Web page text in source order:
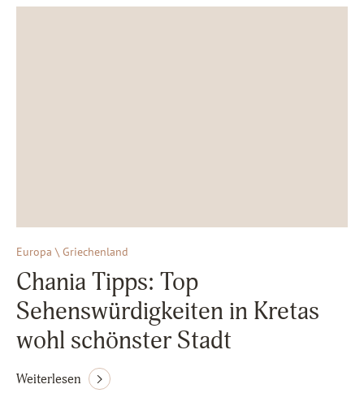
Europa \ Griechenland
Chania Tipps: Top
Sehenswürdigkeiten in Kretas
wohl schönster Stadt
Weiterlesen